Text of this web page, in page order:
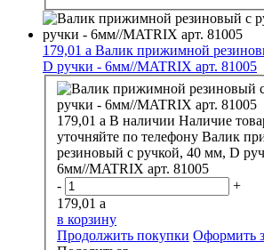
179,01 a Валик прижимной
D ручки - 6мм//MATRIX арт. 81005
179,01 a В наличии Наличие
уточняйте по телефону Валик
резиновый с ручкой, 40 мм, D
6мм//MATRIX арт. 81005
-
+
179,01 a
в корзину
Продолжить покупки Оформить